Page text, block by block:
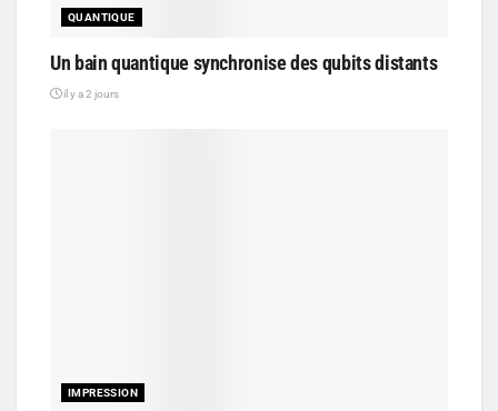
QUANTIQUE
Un bain quantique synchronise des qubits distants
il y a 2 jours
IMPRESSION